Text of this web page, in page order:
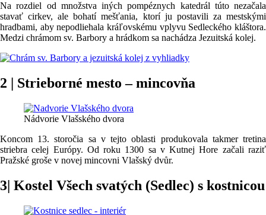
Na rozdiel od množstva iných pompéznych katedrál túto nezačala
stavať cirkev, ale bohatí mešťania, ktorí ju postavili za mestskými
hradbami, aby nepodliehala kráľovskému vplyvu Sedleckého kláštora.
Medzi chrámom sv. Barbory a hrádkom sa nachádza Jezuitská kolej.
2 | Strieborné mesto – mincovňa
Nádvorie Vlašského dvora
Koncom 13. storočia sa v tejto oblasti produkovala takmer tretina
striebra celej Európy. Od roku 1300 sa v Kutnej Hore začali raziť
Pražské groše v novej mincovni Vlašský dvůr.
3| Kostel Všech svatých (Sedlec) s kostnicou